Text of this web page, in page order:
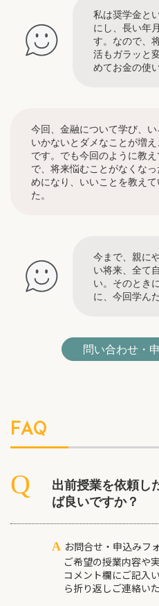
私は奨学金と
にし、長い年
す。なので、
活もガラッと
めてお金の使
今回、金融について学び、
いかないとダメなことが増
です。でも今回のように教
で、将来悩むことがなくな
めになり、いいことを教え
た。
今まで、親に
い将来、全て
い。そのとき
に、今回学ん
問い合わせ・
FAQ
出前授業を依頼し
ば良いですか？
A お問合せ・申込みフ
ご希望の授業内容や
コメント欄にご記入
ら折り返しご連絡いた